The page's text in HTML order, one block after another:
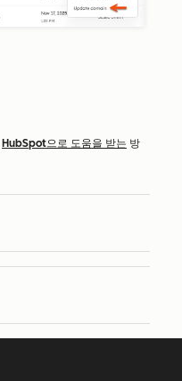
HubSpot으로 도움을 받는 방